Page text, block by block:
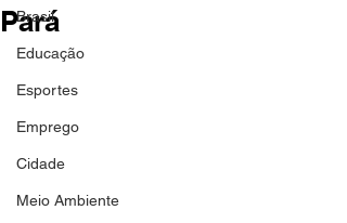
Brasil
Educação
Esportes
Emprego
Cidade
Meio Ambiente
Pará